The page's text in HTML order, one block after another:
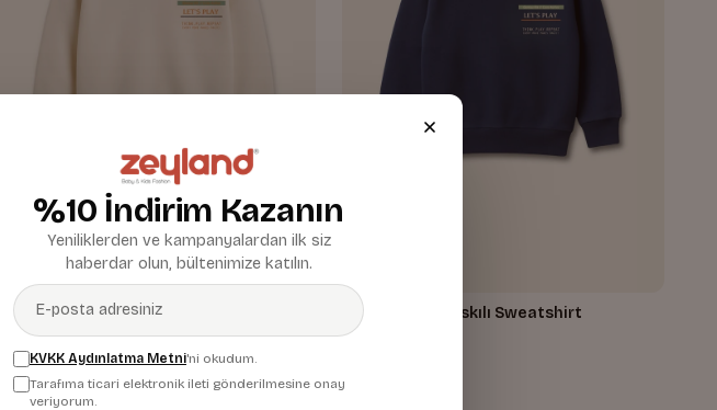
Erkek Çocuk Baskılı Sweatshirt
Krem
880,00 TL
Erkek Çocuk Baskılı Sweatshirt
%10 İndirim Kazanın
Yeniliklerden ve kampanyalardan ilk siz
haberdar olun, bültenimize katılın.
KVKK Aydınlatma Metni'ni okudum.
Tarafıma ticari elektronik ileti gönderilmesine onay
veriyorum.